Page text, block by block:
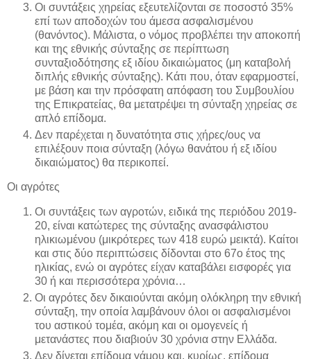
Οι συντάξεις χηρείας εξευτελίζονται σε ποσοστό 35%
επί των αποδοχών του άμεσα ασφαλισμένου
(θανόντος). Μάλιστα, ο νόμος προβλέπει την αποκοπή
και της εθνικής σύνταξης σε περίπτωση
συνταξιοδότησης εξ ιδίου δικαιώματος (μη καταβολή
διπλής εθνικής σύνταξης). Κάτι που, όταν εφαρμοστεί,
με βάση και την πρόσφατη απόφαση του Συμβουλίου
της Επικρατείας, θα μετατρέψει τη σύνταξη χηρείας σε
απλό επίδομα.
Δεν παρέχεται η δυνατότητα στις χήρες/ους να
επιλέξουν ποια σύνταξη (λόγω θανάτου ή εξ ιδίου
δικαιώματος) θα περικοπεί.
Οι αγρότες
Οι συντάξεις των αγροτών, ειδικά της περιόδου 2019-
20, είναι κατώτερες της σύνταξης ανασφάλιστου
ηλικιωμένου (μικρότερες των 418 ευρώ μεικτά). Καίτοι
και στις δύο περιπτώσεις δίδονται στο 67ο έτος της
ηλικίας, ενώ οι αγρότες είχαν καταβάλει εισφορές για
30 ή και περισσότερα χρόνια…
Οι αγρότες δεν δικαιούνται ακόμη ολόκληρη την εθνική
σύνταξη, την οποία λαμβάνουν όλοι οι ασφαλισμένοι
του αστικού τομέα, ακόμη και οι ομογενείς ή
μετανάστες που διαβιούν 30 χρόνια στην Ελλάδα.
Δεν δίνεται επίδομα γάμου και, κυρίως, επίδομα